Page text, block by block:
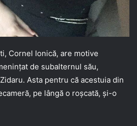
Cornel Ionică, are motive
de subalternul său,
Asta pentru că acestuia din
pe lângă o roșcată, și-o